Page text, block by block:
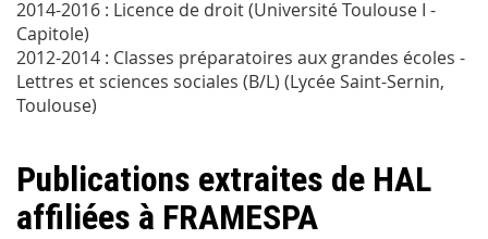
2014-2016 : Licence de droit (Université Toulouse I -
Capitole)
2012-2014 : Classes préparatoires aux grandes écoles -
Lettres et sciences sociales (B/L) (Lycée Saint-Sernin,
Toulouse)
Publications extraites de HAL
affiliées à FRAMESPA